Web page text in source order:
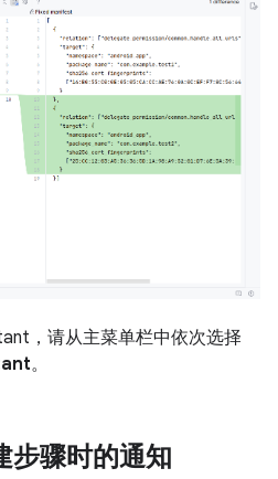
，请从主菜单栏中依次选择
。
步骤时的通知